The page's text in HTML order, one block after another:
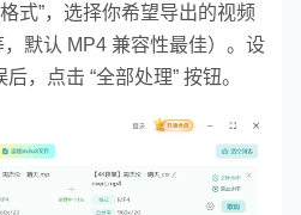
式”，选择你希望导出的视频
默认 MP4 兼容性最佳）。 设
，点击 “全部处理” 按钮。